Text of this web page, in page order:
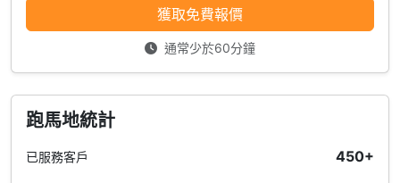
獲取免費報價
通常少於60分鐘
跑馬地統計
已服務客戶 450+